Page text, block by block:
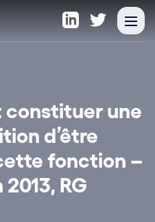
constituer une
d’être
fonction –
RG